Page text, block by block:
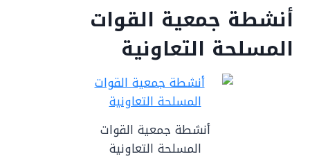
أنشطة جمعية القوات
المسلحة التعاونية
أنشطة جمعية القوات
المسلحة التعاونية